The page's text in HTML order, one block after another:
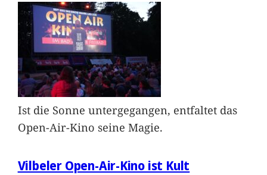
Ist die Sonne untergegangen, entfaltet das
Open-Air-Kino seine Magie.
Vilbeler Open-Air-Kino ist Kult